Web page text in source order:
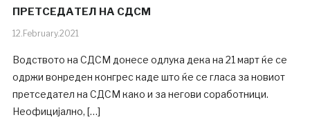
ПРЕТСЕДАТЕЛ НА СДСМ
12.February.2021
Водството на СДСМ донесе одлука дека на 21 март ќе се
одржи вонреден конгрес каде што ќе се гласа за новиот
претседател на СДСМ како и за негови соработници.
Неофицијално, […]